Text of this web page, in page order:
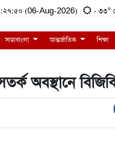
(06-Aug-2026) - ৩৩°
সারাবাংলা আন্তর্জাতিক শিক্ষা
অবস্থানে